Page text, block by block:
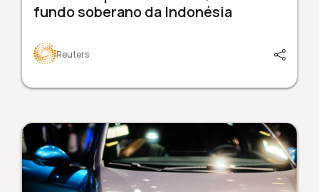
fundo soberano da Indonésia
Reuters